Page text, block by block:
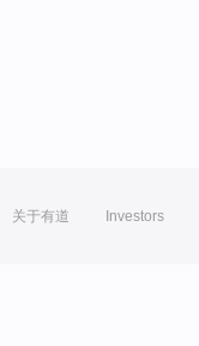
关于有道 Investors